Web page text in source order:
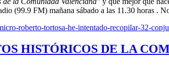
(99.9 FM) mañana sábado a las 11.30 horas .
roberto-tortosa-he-intentado-recopilar-32-
HISTÓRICOS DE LA